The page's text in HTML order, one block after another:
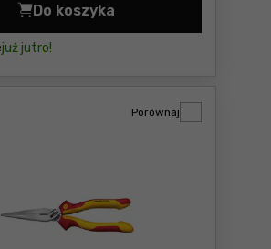
już jutro!
Do koszyka
Rękojeść Softfinish electric
Porównaj